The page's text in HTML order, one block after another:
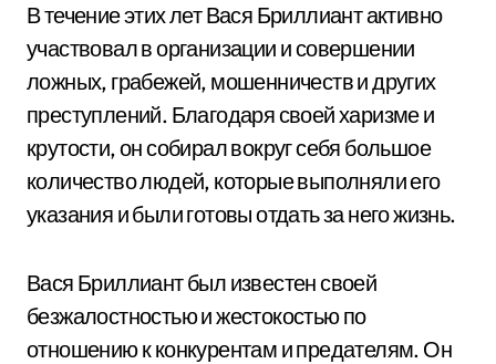
В течение этих лет Вася Бриллиант активно
участвовал в организации и совершении
ложных, грабежей, мошенничеств и других
преступлений. Благодаря своей харизме и
крутости, он собирал вокруг себя большое
количество людей, которые выполняли его
указания и были готовы отдать за него жизнь.
Вася Бриллиант был известен своей
безжалостностью и жестокостью по
отношению к конкурентам и предателям. Он